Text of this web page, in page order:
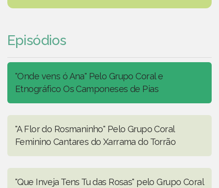
Episódios
"Onde vens ó Ana" Pelo Grupo Coral e
Etnográfico Os Camponeses de Pias
"A Flor do Rosmaninho" Pelo Grupo Coral
Feminino Cantares do Xarrama do Torrão
"Que Inveja Tens Tu das Rosas" pelo Grupo Coral